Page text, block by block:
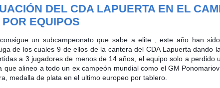
DEL CDA LAPUERTA EN EL
EQUIPOS
un subcampeonato que sabe a elite , este año han
de los cuales 9 de ellos de la cantera del CDA Lapuerta dando
a 3 jugadores de menos de 14 años, el equipo solo a perdido
que alineo a todo un ex campeón mundial como el GM Ponomar
medalla de plata en el ultimo europeo por tablero.